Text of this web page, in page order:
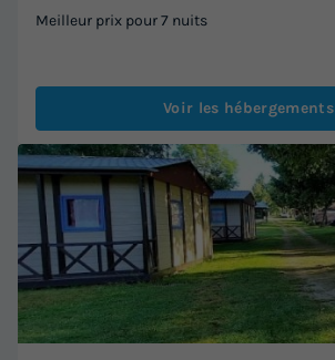
Meilleur prix pour 7 nuits
Voir les hébergements